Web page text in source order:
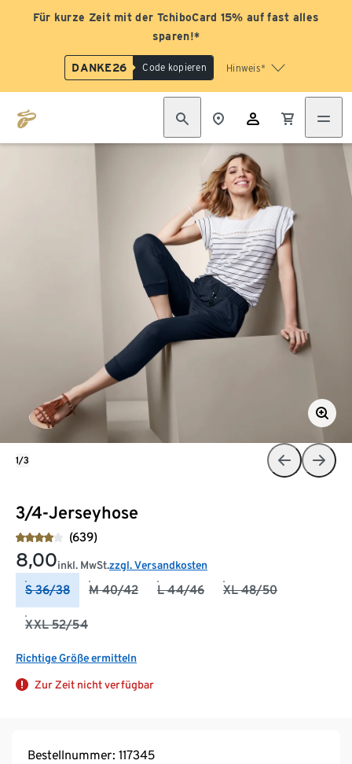
Für kurze Zeit mit der TchiboCard 15% auf fast alles
sparen!*
DANKE26 Code kopieren Hinweis*
3/4-Jerseyhose
(639)
8,00inkl. MwSt.zzgl. Versandkosten
S 36/38 M 40/42 L 44/46 XL 48/50
XXL 52/54
Richtige Größe ermitteln
Zur Zeit nicht verfügbar
1/3
Bestellnummer: 117345